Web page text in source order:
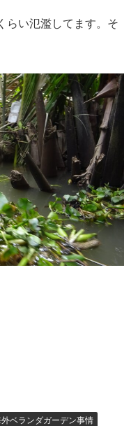
らい氾濫してます。そ
ベランダガーデン事情